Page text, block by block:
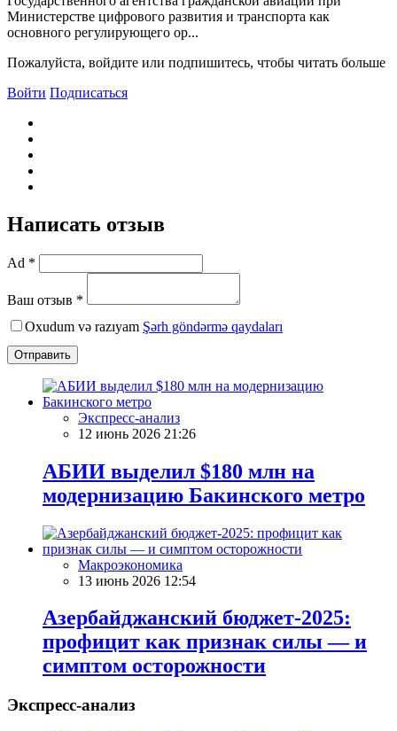
Министерстве цифрового развития и транспорта как
основного регулирующего ор...
Пожалуйста, войдите или подпишитесь, чтобы читать больше
Войти Подписаться
Написать отзыв
Ad *
Ваш отзыв *
Oxudum və razıyam Şərh göndərmə qaydaları
Отправить
Экспресс-анализ
12 июнь 2026 21:26
АБИИ выделил $180 млн на
модернизацию Бакинского метро
Макроэкономика
13 июнь 2026 12:54
Азербайджанский бюджет-2025:
профицит как признак силы — и
симптом осторожности
Экспресс-анализ